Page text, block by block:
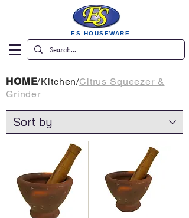
ES HOUSEWARE
HOME/Kitchen/Citrus Squeezer &
Grinder